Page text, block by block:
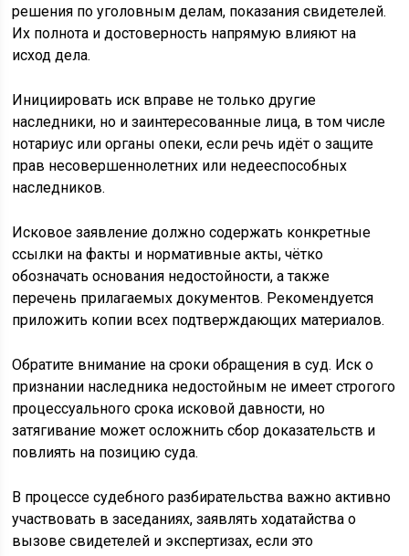
решения по уголовным делам, показания свидетелей.
Их полнота и достоверность напрямую влияют на
исход дела.
Инициировать иск вправе не только другие
наследники, но и заинтересованные лица, в том числе
нотариус или органы опеки, если речь идёт о защите
прав несовершеннолетних или недееспособных
наследников.
Исковое заявление должно содержать конкретные
ссылки на факты и нормативные акты, чётко
обозначать основания недостойности, а также
перечень прилагаемых документов. Рекомендуется
приложить копии всех подтверждающих материалов.
Обратите внимание на сроки обращения в суд. Иск о
признании наследника недостойным не имеет строгого
процессуального срока исковой давности, но
затягивание может осложнить сбор доказательств и
повлиять на позицию суда.
В процессе судебного разбирательства важно активно
участвовать в заседаниях, заявлять ходатайства о
вызове свидетелей и экспертизах, если это